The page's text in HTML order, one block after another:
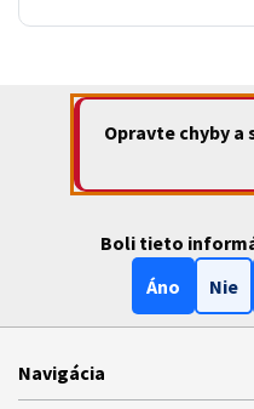
Opravte chyby
Boli tieto
Áno
Nie
Navigácia